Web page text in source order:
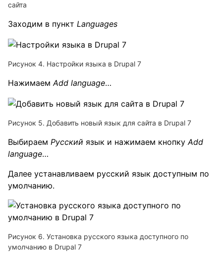
сайта
Заходим в пункт Languages
Рисунок 4. Настройки языка в Drupal 7
Нажимаем Add language…
Рисунок 5. Добавить новый язык для сайта в Drupal 7
Выбираем Русский язык и нажимаем кнопку Add
language…
Далее устанавливаем русский язык доступным по
умолчанию.
Рисунок 6. Установка русского языка доступного по
умолчанию в Drupal 7